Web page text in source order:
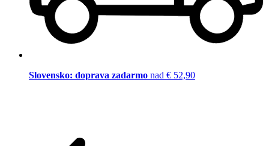
Slovensko: doprava zadarmo nad € 52,90